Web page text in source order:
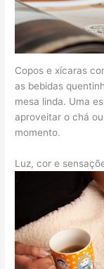
Copos e xícaras
as bebidas
mesa linda. Uma
aproveitar o chá
momento.
Luz, cor e